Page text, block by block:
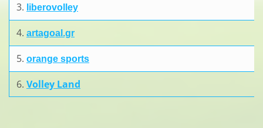
3. liberovolley
4. artagoal.gr
5. orange sports
6. Volley Land